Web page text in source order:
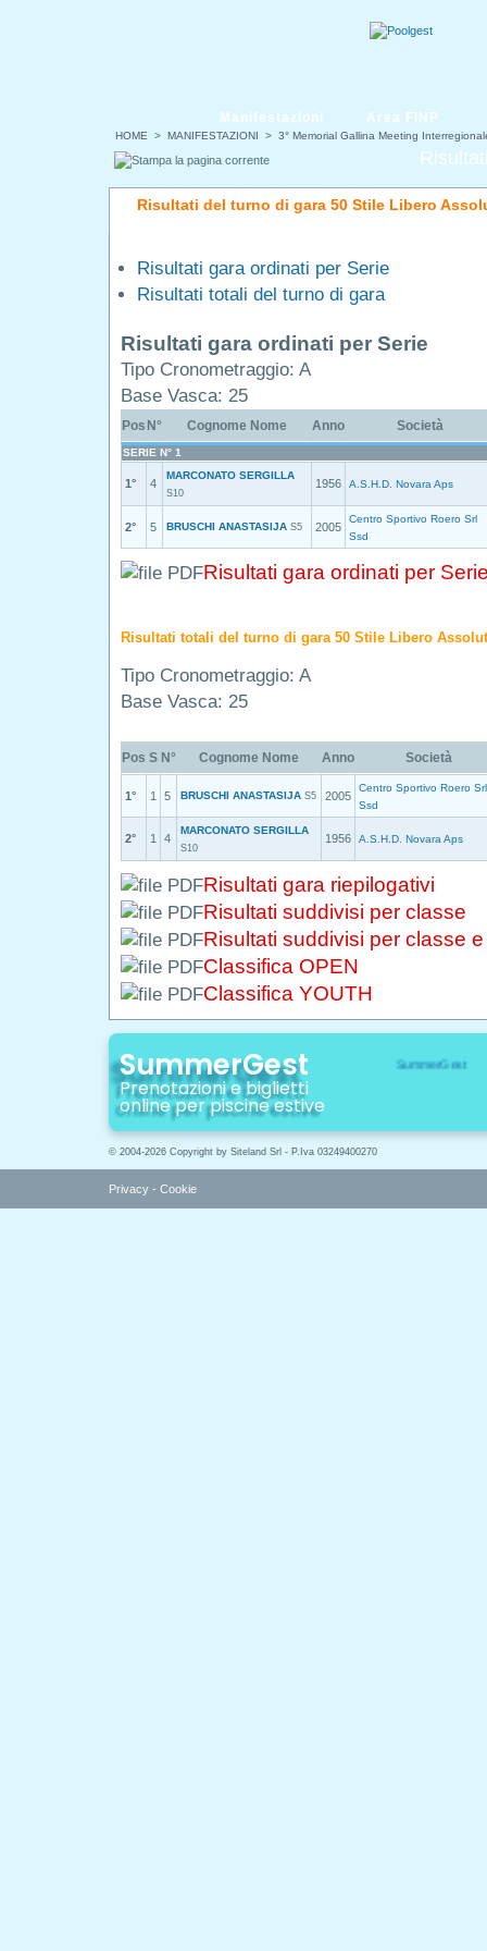
HOME > MANIFESTAZIONI > 3° Memorial Gallina Meeting
Manifestazioni Area FINP
Risultati del turno di gara 50 Stile Libero
Risultati gara ordinati per Serie
Risultati totali del turno di gara
Risultati gara ordinati per Serie
Tipo Cronometraggio: A
Base Vasca: 25
Pos N° Cognome Nome Anno Società
SERIE N° 1
1° 4
MARCONATO SERGILLA
S10
1956 A.S.H.D. Novara Aps
2° 5 BRUSCHI ANASTASIJA S5 2005
Centro Sportivo Roero Srl
Ssd
Risultati gara ordinati per
Risultati totali del turno di gara 50 Stile Libero
Tipo Cronometraggio: A
Base Vasca: 25
Pos S N° Cognome Nome Anno Società
1° 1 5 BRUSCHI ANASTASIJA S5 2005
Centro Sportivo Roero Srl
Ssd
2° 1 4
MARCONATO SERGILLA
S10
1956 A.S.H.D. Novara Aps
Risultati gara riepilogativi
Risultati suddivisi per classe
Risultati suddivisi per classe
Classifica OPEN
Classifica YOUTH
SummerGest
Prenotazioni e biglietti
online per piscine estive
© 2004-2026 Copyright by Siteland Srl - P.Iva 03249400270
Privacy - Cookie